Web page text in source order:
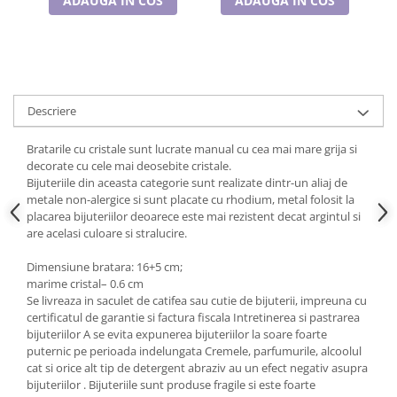
Cadouri pentru Doctori
Descriere
Bratarile cu cristale sunt lucrate manual cu cea mai mare grija si
decorate cu cele mai deosebite cristale.
Bijuteriile din aceasta categorie sunt realizate dintr-un aliaj de
metale non-alergice si sunt placate cu rhodium, metal folosit la
placarea bijuteriilor deoarece este mai rezistent decat argintul si
are acelasi culoare si stralucire.
Dimensiune bratara: 16+5 cm;
marime cristal– 0.6 cm
Se livreaza in saculet de catifea sau cutie de bijuterii, impreuna cu
certificatul de garantie si factura fiscala Intretinerea si pastrarea
bijuteriilor A se evita expunerea bijuteriilor la soare foarte
puternic pe perioada indelungata Cremele, parfumurile, alcoolul
cat si orice alt tip de detergent abraziv au un efect negativ asupra
bijuteriilor . Bijuteriile sunt produse fragile si este foarte